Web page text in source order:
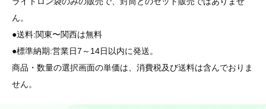
ん。
●送料:関東〜関西は無料
●標準納期:営業日7～14日以内に発送。
商品・数量の選択画面の単価は、消費税及び送料は含んでおりま
せん。